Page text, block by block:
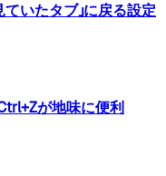
いたタブ」に戻る設定
が地味に便利